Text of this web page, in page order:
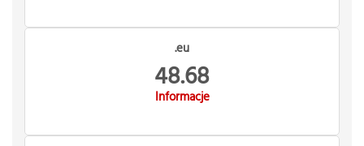
.eu
48.68
Informacje